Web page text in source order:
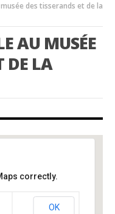
des tisserands et de la
AU MUSÉE
DE LA
correctly.
OK